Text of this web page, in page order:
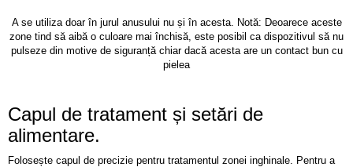
A se utiliza doar în jurul anusului nu și în acesta. Notă: Deoarece aceste
zone tind să aibă o culoare mai închisă, este posibil ca dispozitivul să nu
pulseze din motive de siguranță chiar dacă acesta are un contact bun cu
pielea
Capul de tratament și setări de
alimentare.
Folosește capul de precizie pentru tratamentul zonei inghinale. Pentru a